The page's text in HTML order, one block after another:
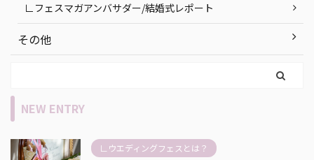
∟フェスマガアンバサダー/結婚式レポート
その他
NEW ENTRY
∟ウエディングフェスとは？